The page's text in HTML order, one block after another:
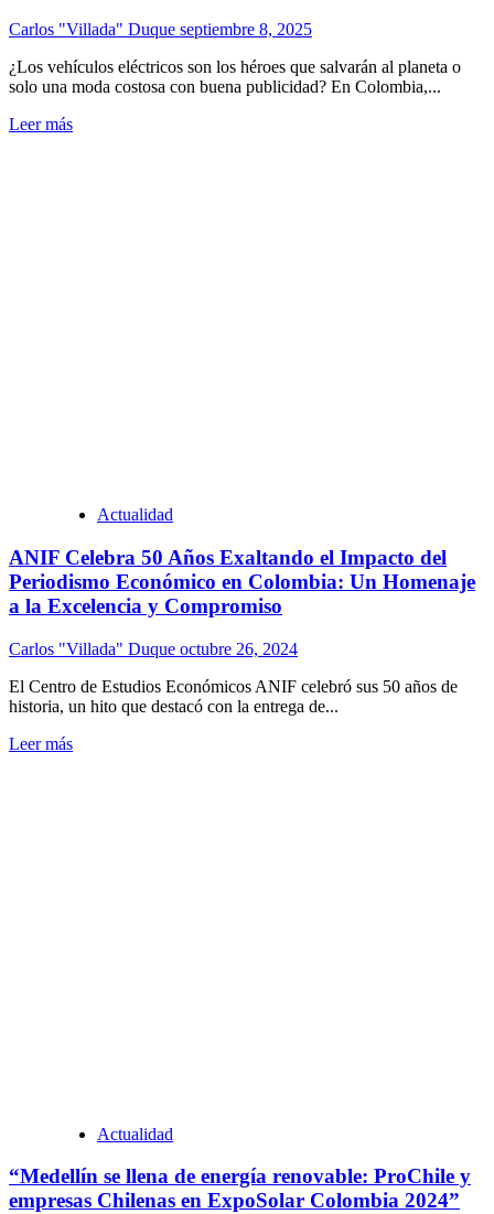
Carlos "Villada" Duque septiembre 8, 2025
¿Los vehículos eléctricos son los héroes que salvarán al planeta o
solo una moda costosa con buena publicidad? En Colombia,...
Leer más
Actualidad
ANIF Celebra 50 Años Exaltando el Impacto del
Periodismo Económico en Colombia: Un Homenaje
a la Excelencia y Compromiso
Carlos "Villada" Duque octubre 26, 2024
El Centro de Estudios Económicos ANIF celebró sus 50 años de
historia, un hito que destacó con la entrega de...
Leer más
Actualidad
“Medellín se llena de energía renovable: ProChile y
empresas Chilenas en ExpoSolar Colombia 2024”